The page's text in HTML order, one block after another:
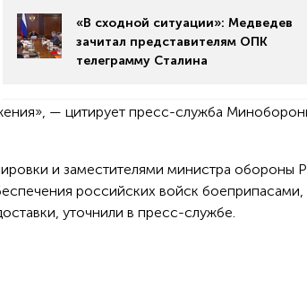
«В сходной ситуации»: Медведев
зачитал представителям ОПК
телеграмму Сталина
— цитирует пресс-служба
и заместителями министра обороны
российских войск боеприпасами,
уточнили в пресс-службе.